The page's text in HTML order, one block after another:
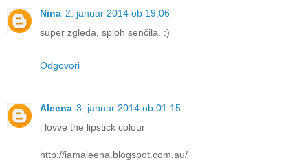
Nina 2. januar 2014 ob 19:06
super zgleda, sploh senčila. :)
Odgovori
Aleena 3. januar 2014 ob 01:15
i lovve the lipstick colour
http://iamaleena.blogspot.com.au/